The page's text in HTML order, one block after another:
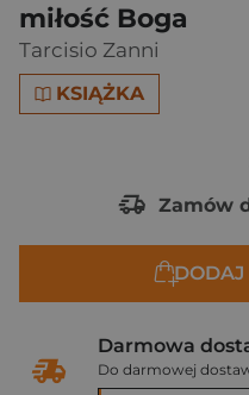
miłość Boga
Tarcisio Zanni
KSIĄŻKA
Zamów
DODAJ
Darmowa
Do darmowej